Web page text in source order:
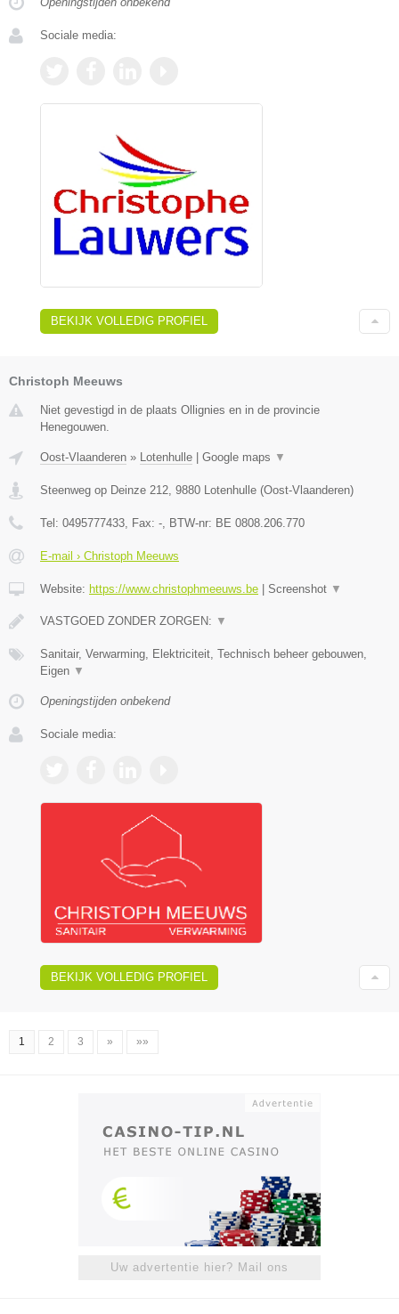
Sociale media:
BEKIJK VOLLEDIG PROFIEL
Christoph Meeuws
Niet gevestigd in de plaats Ollignies en in de provincie
Henegouwen.
Oost-Vlaanderen » Lotenhulle Google maps ▼
Steenweg op Deinze 212 9880 Lotenhulle (Oost-Vlaanderen)
Tel: 0495777433 , Fax: - , BTW-nr: BE 0808.206.770
E-mail › Christoph Meeuws
Website: https://www.christophmeeuws.be Screenshot ▼
VASTGOED ZONDER ZORGEN: ▼
Sanitair, Verwarming, Elektriciteit, Technisch beheer gebouwen,
Eigen ▼
Openingstijden onbekend
Sociale media:
BEKIJK VOLLEDIG PROFIEL
1 2 3 » »»
Uw advertentie hier? Mail ons